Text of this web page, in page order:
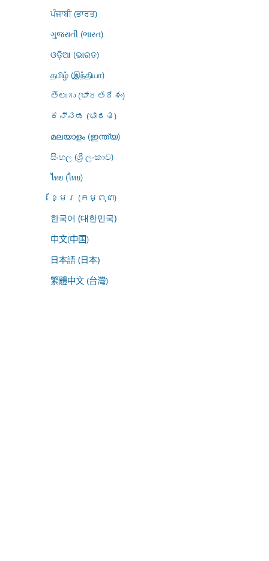
ਪੰਜਾਬੀ (ਭਾਰਤ)
ગુજરાતી (ભારત)
ଓଡ଼ିଆ (ଭାରତ)
தமிழ் (இந்தியா)
తెలుగు (భారతదేశం)
ಕನ್ನಡ (ಭಾರತ)
മലയാളം (ഇന്ത്യ)
සිංහල (ශ්‍රී ලංකාව)
ไทย (ไทย)
ខ្មែរ (កម្ពុជា)
한국어 (대한민국)
中文(中国)
日本語 (日本)
繁體中文 (台灣)